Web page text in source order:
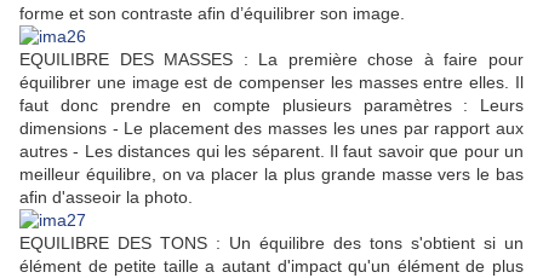
forme et son contraste afin d’équilibrer son image.
EQUILIBRE DES MASSES : La première chose à faire pour
équilibrer une image est de compenser les masses entre elles. Il
faut donc prendre en compte plusieurs paramètres : Leurs
dimensions - Le placement des masses les unes par rapport aux
autres - Les distances qui les séparent. Il faut savoir que pour un
meilleur équilibre, on va placer la plus grande masse vers le bas
afin d'asseoir la photo.
EQUILIBRE DES TONS : Un équilibre des tons s'obtient si un
élément de petite taille a autant d'impact qu'un élément de plus